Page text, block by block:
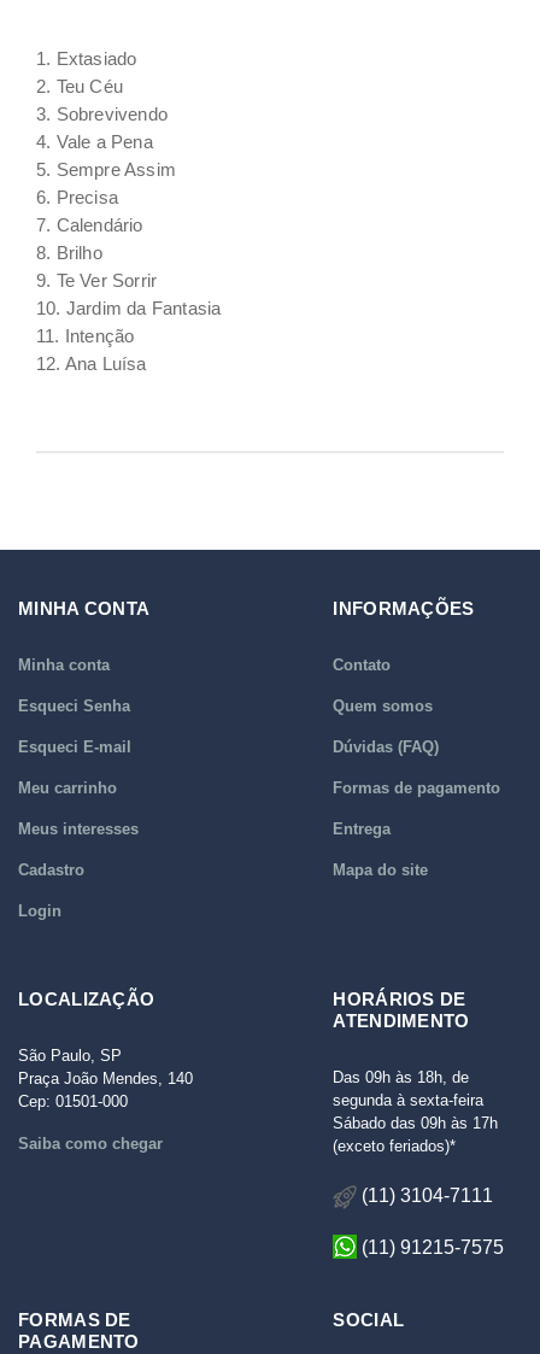
1. Extasiado
2. Teu Céu
3. Sobrevivendo
4. Vale a Pena
5. Sempre Assim
6. Precisa
7. Calendário
8. Brilho
9. Te Ver Sorrir
10. Jardim da Fantasia
11. Intenção
12. Ana Luísa
MINHA CONTA
Minha conta
Esqueci Senha
Esqueci E-mail
Meu carrinho
Meus interesses
Cadastro
Login
INFORMAÇÕES
Contato
Quem somos
Dúvidas (FAQ)
Formas de pagamento
Entrega
Mapa do site
LOCALIZAÇÃO
São Paulo, SP
Praça João Mendes, 140
Cep: 01501-000
Saiba como chegar
HORÁRIOS DE
ATENDIMENTO
Das 09h às 18h, de
segunda à sexta-feira
Sábado das 09h às 17h
(exceto feriados)*
(11) 3104-7111
(11) 91215-7575
FORMAS DE
PAGAMENTO
SOCIAL